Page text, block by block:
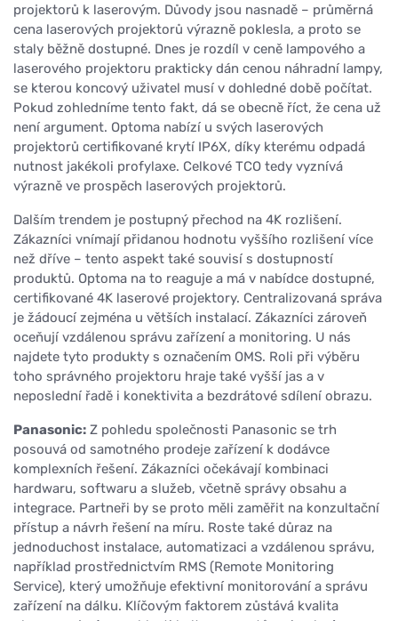
projektorů k laserovým. Důvody jsou nasnadě – průměrná
cena laserových projektorů výrazně poklesla, a proto se
staly běžně dostupné. Dnes je rozdíl v ceně lampového a
laserového projektoru prakticky dán cenou náhradní lampy,
se kterou koncový uživatel musí v dohledné době počítat.
Pokud zohledníme tento fakt, dá se obecně říct, že cena už
není argument. Optoma nabízí u svých laserových
projektorů certifikované krytí IP6X, díky kterému odpadá
nutnost jakékoli profylaxe. Celkové TCO tedy vyznívá
výrazně ve prospěch laserových projektorů.
Dalším trendem je postupný přechod na 4K rozlišení.
Zákazníci vnímají přidanou hodnotu vyššího rozlišení více
než dříve – tento aspekt také souvisí s dostupností
produktů. Optoma na to reaguje a má v nabídce dostupné,
certifikované 4K laserové projektory. Centralizovaná správa
je žádoucí zejména u větších instalací. Zákazníci zároveň
oceňují vzdálenou správu zařízení a monitoring. U nás
najdete tyto produkty s označením OMS. Roli při výběru
toho správného projektoru hraje také vyšší jas a v
neposlední řadě i konektivita a bezdrátové sdílení obrazu.
Panasonic: Z pohledu společnosti Panasonic se trh
posouvá od samotného prodeje zařízení k dodávce
komplexních řešení. Zákazníci očekávají kombinaci
hardwaru, softwaru a služeb, včetně správy obsahu a
integrace. Partneři by se proto měli zaměřit na konzultační
přístup a návrh řešení na míru. Roste také důraz na
jednoduchost instalace, automatizaci a vzdálenou správu,
například prostřednictvím RMS (Remote Monitoring
Service), který umožňuje efektivní monitorování a správu
zařízení na dálku. Klíčovým faktorem zůstává kvalita